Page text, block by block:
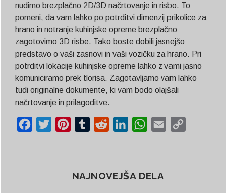
nudimo brezplačno 2D/3D načrtovanje in risbo. To
pomeni, da vam lahko po potrditvi dimenzij prikolice za
hrano in notranje kuhinjske opreme brezplačno
zagotovimo 3D risbe. Tako boste dobili jasnejšo
predstavo o vaši zasnovi in vaši vozičku za hrano. Pri
potrditvi lokacije kuhinjske opreme lahko z vami jasno
komuniciramo prek tlorisa. Zagotavljamo vam lahko
tudi originalne dokumente, ki vam bodo olajšali
načrtovanje in prilagoditve.
Facebook
Twitter Pinterest
Tumblr Reddit LinkedInWhatsApp
Email
NAJNOVEJŠA DELA